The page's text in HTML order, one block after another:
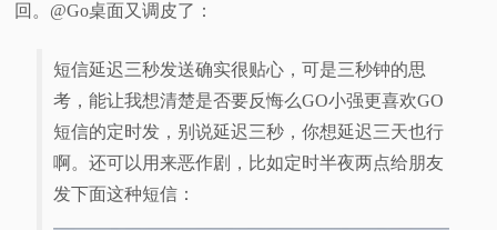
回。@Go桌面又调皮了：
短信延迟三秒发送确实很贴心，可是三秒钟的思
考，能让我想清楚是否要反悔么GO小强更喜欢GO
短信的定时发，别说延迟三秒，你想延迟三天也行
啊。还可以用来恶作剧，比如定时半夜两点给朋友
发下面这种短信：